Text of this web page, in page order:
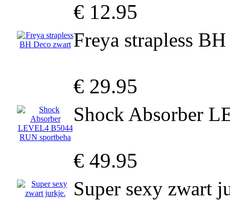
€ 12.95
Freya strapless
€ 29.95
Shock Absorber
€ 49.95
Super sexy zwart